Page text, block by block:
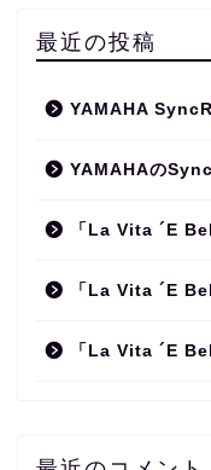
最近の投稿
YAMAHA
YAMAHAの
「La Vita ´E
「La Vita ´E
「La Vita ´E